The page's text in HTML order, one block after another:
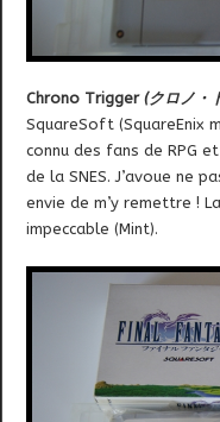
Chrono Trigger(クロノ・
SquareSoft (SquareEnix
connu des fans de RPG
de la SNES. J’avoue ne
envie de m’y remettre !
impeccable (Mint).